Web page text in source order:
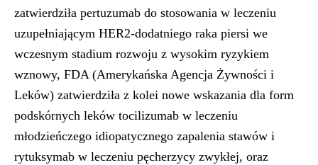
zatwierdziła pertuzumab do stosowania w leczeniu
uzupełniającym HER2-dodatniego raka piersi we
wczesnym stadium rozwoju z wysokim ryzykiem
wznowy, FDA (Amerykańska Agencja Żywności i
Leków) zatwierdziła z kolei nowe wskazania dla form
podskórnych leków tocilizumab w leczeniu
młodzieńczego idiopatycznego zapalenia stawów i
rytuksymab w leczeniu pęcherzycy zwykłej, oraz